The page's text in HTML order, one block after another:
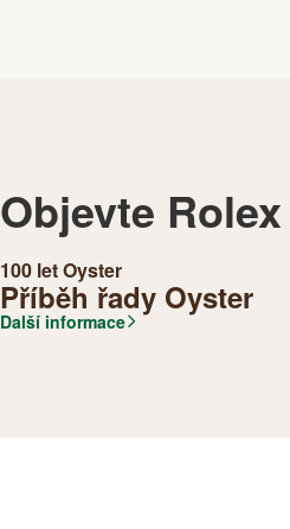
Objevte Rolex
100 let Oyster
Příběh řady Oyster
Další informace